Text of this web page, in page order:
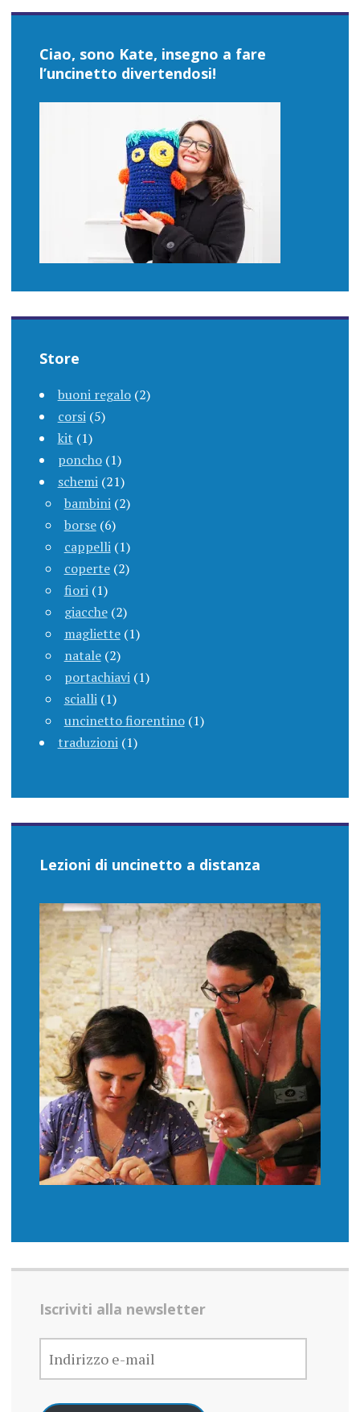
Ciao, sono Kate, insegno a fare
l’uncinetto divertendosi!
Store
buoni regalo (2)
corsi (5)
kit (1)
poncho (1)
schemi (21)
bambini (2)
borse (6)
cappelli (1)
coperte (2)
fiori (1)
giacche (2)
magliette (1)
natale (2)
portachiavi (1)
scialli (1)
uncinetto fiorentino (1)
traduzioni (1)
Lezioni di uncinetto a distanza
Iscriviti alla newsletter
INDIRIZZO
E-
MAIL